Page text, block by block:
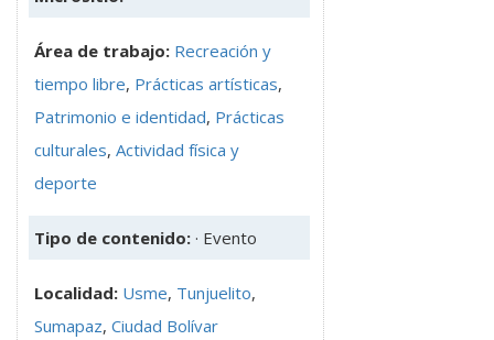
Área de trabajo: Recreación y
tiempo libre, Prácticas artísticas,
Patrimonio e identidad, Prácticas
culturales, Actividad física y
deporte
Tipo de contenido: · Evento
Localidad: Usme, Tunjuelito,
Sumapaz, Ciudad Bolívar